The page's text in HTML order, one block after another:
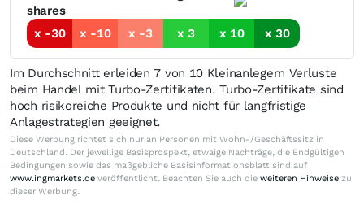
shares
x -30
x -10 x -3 x 3 x 10 x 30
Im Durchschnitt erleiden 7 von 10 Kleinanlegern Verluste
beim Handel mit Turbo-Zertifikaten. Turbo-Zertifikate sind
hoch risikoreiche Produkte und nicht für langfristige
Anlagestrategien geeignet.
Diese Werbung richtet sich nur an Personen mit Wohn-/Geschäftssitz in
Deutschland. Der jeweilige Basisprospekt, etwaige Nachträge, die Endgültigen
Bedingungen sowie das maßgebliche Basisinformationsblatt sind auf
www.ingmarkets.de veröffentlicht. Beachten Sie auch die weiteren Hinweise zu
dieser Werbung.